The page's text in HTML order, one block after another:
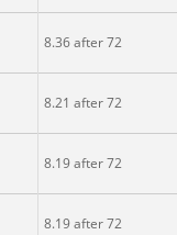
8.36 after 72
8.21 after 72
8.19 after 72
8.19 after 72